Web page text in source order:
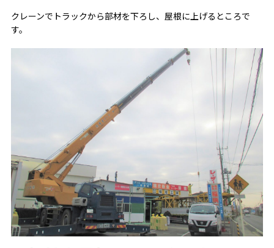
クレーンでトラックから部材を下ろし、屋根に上げるところで
す。